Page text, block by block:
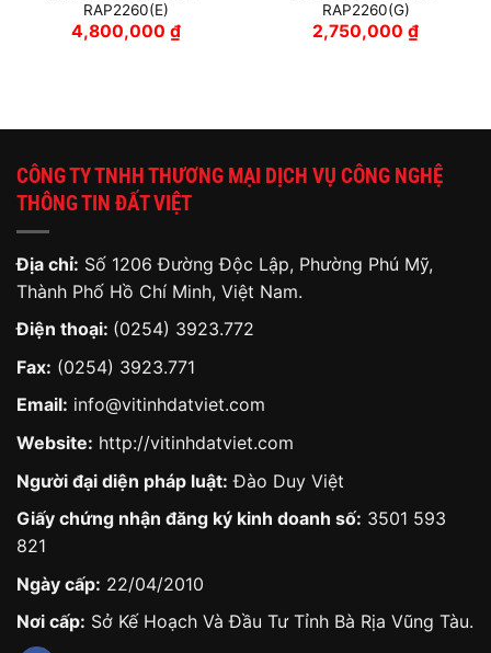
RAP2260(E)
4,800,000 ₫
RAP2260(G)
2,750,000 ₫
CÔNG TY TNHH THƯƠNG MẠI DỊCH VỤ CÔNG NGHỆ
THÔNG TIN ĐẤT VIỆT
Địa chỉ: Số 1206 Đường Độc Lập, Phường Phú Mỹ,
Thành Phố Hồ Chí Minh, Việt Nam.
Điện thoại: (0254) 3923.772
Fax: (0254) 3923.771
Email: info@vitinhdatviet.com
Website: http://vitinhdatviet.com
Người đại diện pháp luật: Đào Duy Việt
Giấy chứng nhận đăng ký kinh doanh số: 3501 593
821
Ngày cấp: 22/04/2010
Nơi cấp: Sở Kế Hoạch Và Đầu Tư Tỉnh Bà Rịa Vũng Tàu.